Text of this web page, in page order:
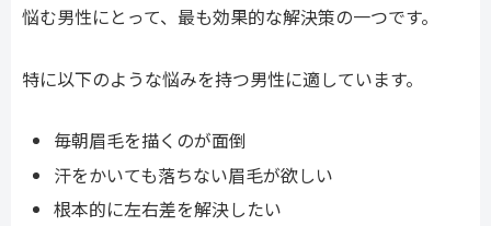
悩む男性にとって、最も効果的な解決策の一つです。
特に以下のような悩みを持つ男性に適しています。
毎朝眉毛を描くのが面倒
汗をかいても落ちない眉毛が欲しい
根本的に左右差を解決したい